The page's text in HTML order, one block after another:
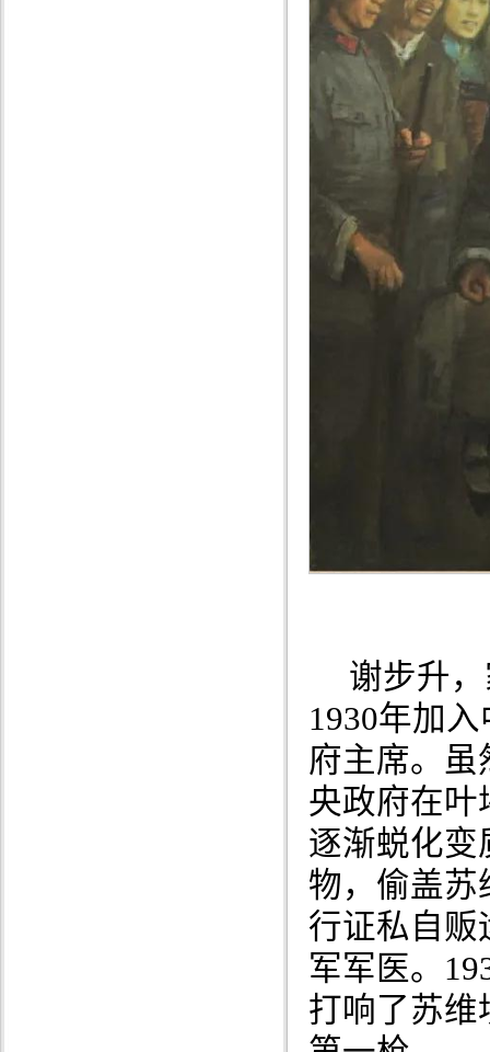
谢步升
1930年加
府主席。
央政府在叶
逐渐蜕化变
物，偷盖苏
行证私自贩
军军医。
打响了苏维